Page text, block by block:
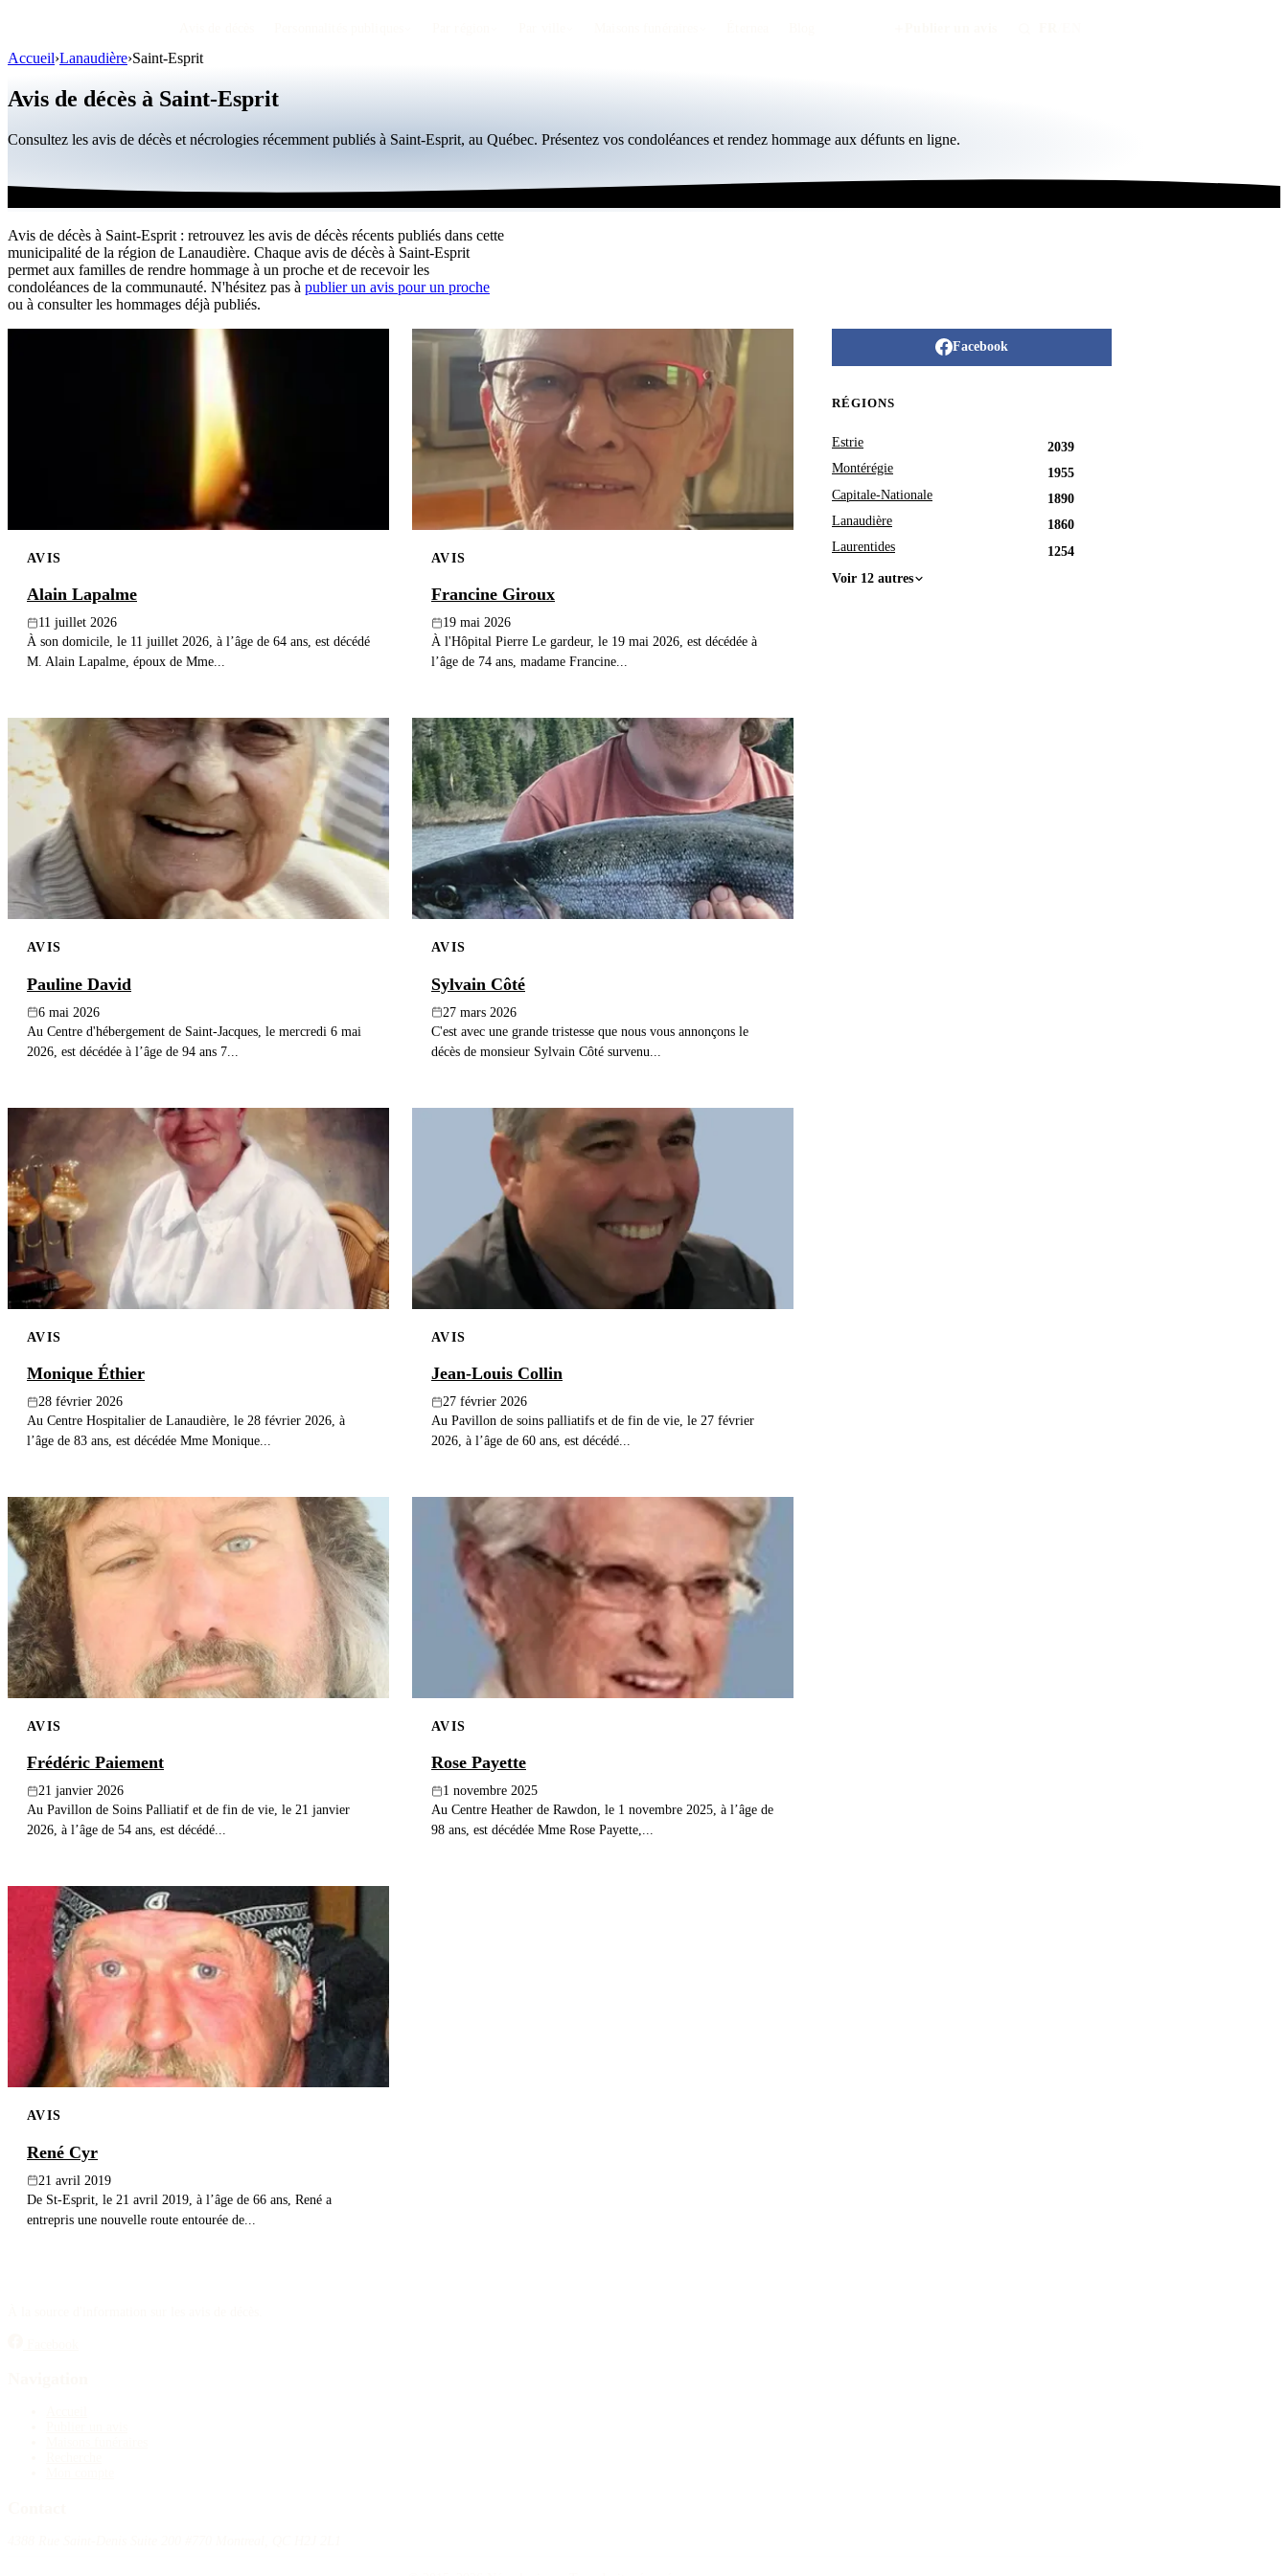
Accueil›Lanaudière›Saint-Esprit
Avis de décès à Saint-Esprit
Consultez les avis de décès et nécrologies récemment publiés à Saint-Esprit, au Québec. Présentez vos condoléances et rendez hommage aux défunts en ligne.
Avis de décès à Saint-Esprit : retrouvez les avis de décès récents publiés dans cette
municipalité de la région de Lanaudière. Chaque avis de décès à Saint-Esprit
permet aux familles de rendre hommage à un proche et de recevoir les
condoléances de la communauté. N'hésitez pas à publier un avis pour un proche
ou à consulter les hommages déjà publiés.
AVIS
Alain Lapalme
11 juillet 2026
À son domicile, le 11 juillet 2026, à l’âge de 64 ans, est décédé
M. Alain Lapalme, époux de Mme...
AVIS
Francine Giroux
19 mai 2026
À l'Hôpital Pierre Le gardeur, le 19 mai 2026, est décédée à
l’âge de 74 ans, madame Francine...
AVIS
Pauline David
6 mai 2026
Au Centre d'hébergement de Saint-Jacques, le mercredi 6 mai
2026, est décédée à l’âge de 94 ans 7...
AVIS
Sylvain Côté
27 mars 2026
C'est avec une grande tristesse que nous vous annonçons le
décès de monsieur Sylvain Côté survenu...
AVIS
Monique Éthier
28 février 2026
Au Centre Hospitalier de Lanaudière, le 28 février 2026, à
l’âge de 83 ans, est décédée Mme Monique...
AVIS
Jean-Louis Collin
27 février 2026
Au Pavillon de soins palliatifs et de fin de vie, le 27 février
2026, à l’âge de 60 ans, est décédé...
AVIS
Frédéric Paiement
21 janvier 2026
Au Pavillon de Soins Palliatif et de fin de vie, le 21 janvier
2026, à l’âge de 54 ans, est décédé...
AVIS
Rose Payette
1 novembre 2025
Au Centre Heather de Rawdon, le 1 novembre 2025, à l’âge de
98 ans, est décédée Mme Rose Payette,...
AVIS
René Cyr
21 avril 2019
De St-Esprit, le 21 avril 2019, à l’âge de 66 ans, René a
entrepris une nouvelle route entourée de...
Facebook
RÉGIONS
Estrie
2039
Montérégie
1955
Capitale-Nationale
1890
Lanaudière
1860
Laurentides
1254
Voir 12 autres